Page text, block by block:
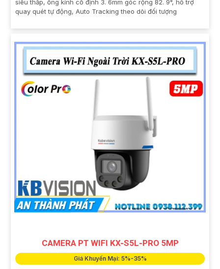
siêu thấp, ống kính cố định 3. 6mm góc rộng 82. 9°, hỗ trợ
quay quét tự động, Auto Tracking theo dõi đối tượng
CAMERA PT WIFI KX-S5L-PRO 5MP
Giá Khuyến Mại: 5%-35%